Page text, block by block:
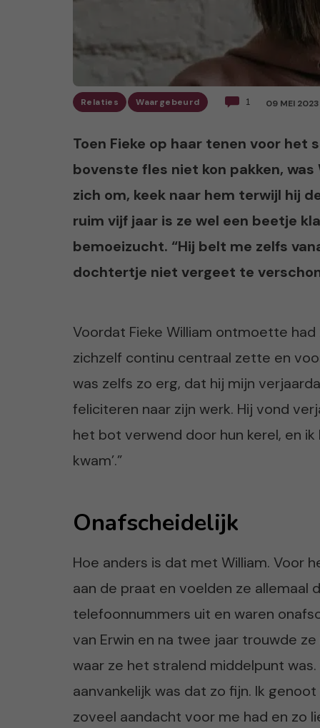
Relaties Waargebeurd 1 09 MEI 2023
Toen Fieke op haar tenen voor het
bovenste fles niet kon pakken,
zich om, keek naar hem terwijl hij
ruim vijf jaar is ze wel een beetje
bemoeizucht. “Hij belt me zelfs
dochtertje niet vergeet te
Voordat Fieke William ontmoette
zichzelf continu centraal zette en
was zelfs zo erg, dat hij mijn
feliciteren naar zijn werk. Hij vond
het bot verwend door hun kerel, en
kwam’.”
Onafscheidelijk
Hoe anders is dat met William. Voor
aan de praat en voelden ze allemaal
telefoonnummers uit en waren
van Erwin en na twee jaar trouwde
waar ze het stralend middelpunt
aanvankelijk was dat zo fijn. Ik
zoveel aandacht voor me had en zo